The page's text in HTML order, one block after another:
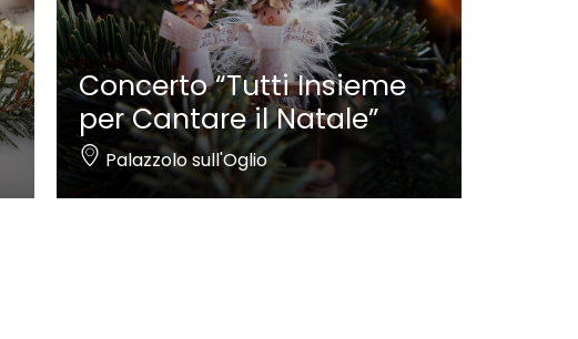
Concerto “Tutti Insieme
per Cantare il Natale”
Palazzolo sull'Oglio